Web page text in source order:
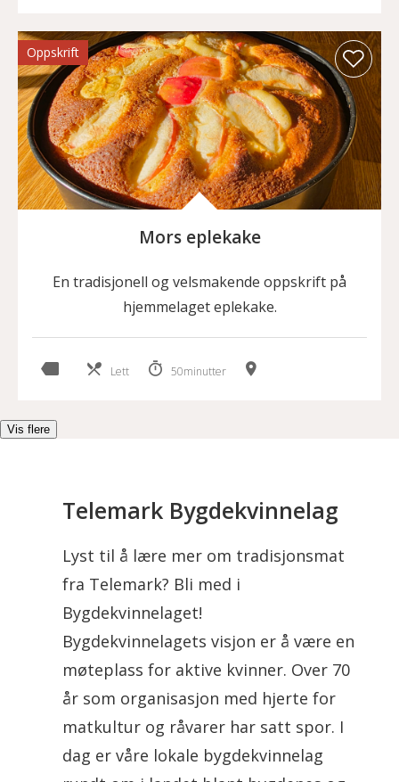
Oppskrift
Mors eplekake
En tradisjonell og velsmakende oppskrift på
hjemmelaget eplekake.
Lett 50minutter
Vis flere
Telemark Bygdekvinnelag
Lyst til å lære mer om tradisjonsmat
fra Telemark? Bli med i
Bygdekvinnelaget!
Bygdekvinnelagets visjon er å være en
møteplass for aktive kvinner. Over 70
år som organisasjon med hjerte for
matkultur og råvarer har satt spor. I
dag er våre lokale bygdekvinnelag